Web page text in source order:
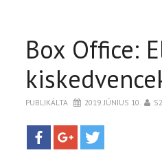
PÓLÓ RENDELÉS
Box Office:
PUBLIKÁLTA 2019. JÚNIUS 10.